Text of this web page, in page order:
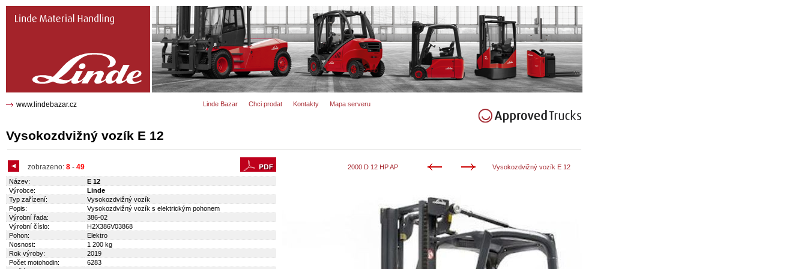
Vysokozdvižný vozík E 12
2000 D 12 HP AP Vysokozdvižný vozík E 12
zobrazeno: 8 - 49
Název:
E 12
Výrobce:
Linde
Typ zařízení:
Vysokozdvižný vozík
Popis:
Vysokozdvižný vozík s elektrickým pohonem
Výrobní řada:
386-02
Výrobní číslo:
H2X386V03868
Pohon:
Elektro
Nosnost:
1 200 kg
Rok výroby:
2019
Počet motohodin:
6283
Linde Bazar Chci prodat Kontakty Mapa serveru
www.lindebazar.cz